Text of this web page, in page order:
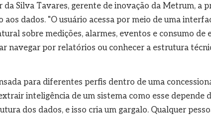
da Silva Tavares, gerente de inovação da Metrum, a
aos dados. "O usuário acessa por meio de uma
sobre medições, alarmes, eventos e consumo de
navegar por relatórios ou conhecer a estrutura
para diferentes perfis dentro de uma
inteligência de um sistema como esse depende
dos dados, e isso cria um gargalo. Qualquer